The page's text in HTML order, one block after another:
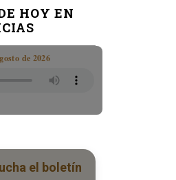
HOY EN
de 2026
el boletín